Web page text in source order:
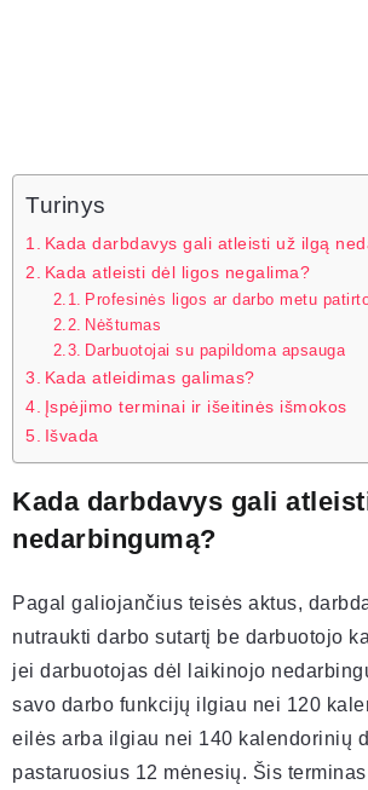
Turinys
Kada darbdavys gali atleisti už ilgą
Kada atleisti dėl ligos negalima?
Profesinės ligos ar darbo metu
Nėštumas
Darbuotojai su papildoma apsauga
Kada atleidimas galimas?
Įspėjimo terminai ir išeitinės išmokos
Išvada
Kada darbdavys gali
nedarbingumą?
Pagal galiojančius teisės aktus,
nutraukti darbo sutartį be darbuotojo
jei darbuotojas dėl laikinojo
savo darbo funkcijų ilgiau nei 120
eilės arba ilgiau nei 140 kalendorinių
pastaruosius 12 mėnesių. Šis